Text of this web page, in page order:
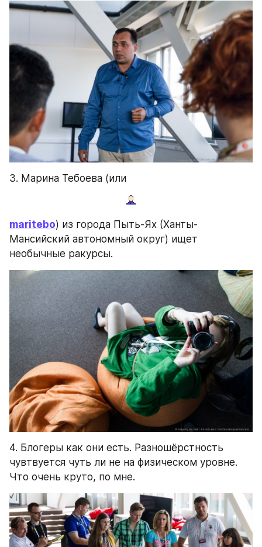
3. Марина Тебоева (или
maritebo) из города Пыть-Ях (Ханты-
Мансийский автономный округ) ищет
необычные ракурсы.
4. Блогеры как они есть. Разношёрстность
чувтвуется чуть ли не на физическом уровне.
Что очень круто, по мне.